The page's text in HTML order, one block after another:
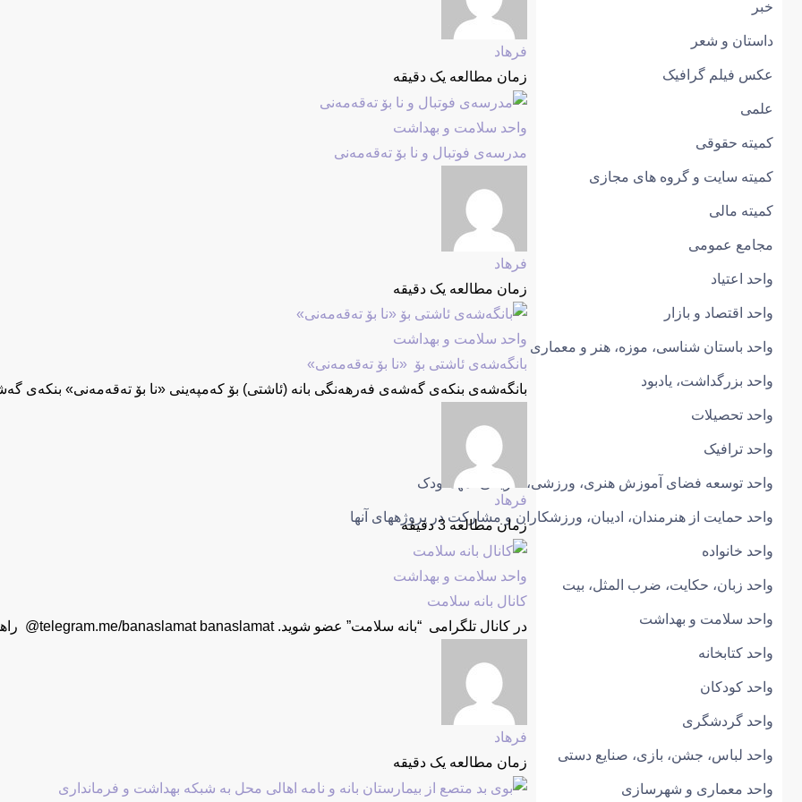
خبر
داستان و شعر
عکس فیلم گرافیک
علمی
کمیتە حقوقی
کمیتە سایت و گروه های مجازی
کمیتە مالی
مجامع عمومی
واحد اعتیاد
واحد اقتصاد و بازار
واحد باستان شناسی، موزه، هنر و معماری
واحد بزرگداشت، یادبود
واحد تحصیلات
واحد ترافیک
واحد توسعه فضای آموزش هنری، ورزشی، تفریحی، مهدکودک
واحد حمایت از هنرمندان، ادیبان، ورزشکاران و مشارکت در پروژههای آنها
واحد خانواده
واحد زبان، حکایت، ضرب المثل، بیت
واحد سلامت و بهداشت
واحد کتابخانه
واحد کودکان
واحد گردشگری
واحد لباس، جشن، بازی، صنایع دستی
واحد معماری و شهرسازی
فرهاد
زمان مطالعه یک دقیقه
واحد سلامت و بهداشت
مدرسەی فوتبال و نا بۆ تەقەمەنی
فرهاد
زمان مطالعه یک دقیقه
واحد سلامت و بهداشت
بانگەشەی ئاشتی بۆ  «نا بۆ تەقەمەنی»
بانگەشەی بنکەی گەشەی فەرھەنگی بانە (ئاشتی) بۆ کەمپەینی «نا بۆ تەقەمەنی» بنکەی
فرهاد
زمان مطالعه 3 دقیقه
واحد سلامت و بهداشت
کانال بانه سلامت
در کانال تلگرامی “بانه سلامت” عضو شوید. telegram.me/banaslamat banaslamat@ راهی به سوی ارتقا فرهنگ…
فرهاد
زمان مطالعه یک دقیقه